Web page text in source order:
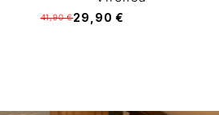
41,90 €29,90 €